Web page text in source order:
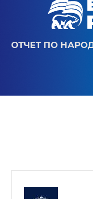
ОТЧЕТ ПО